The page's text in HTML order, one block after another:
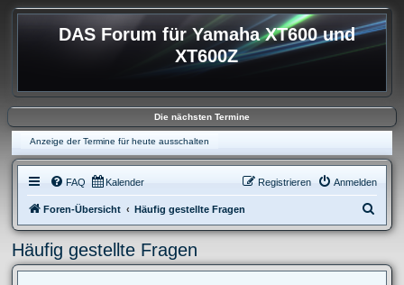
DAS Forum für Yamaha XT600 und
XT600Z
Die nächsten Termine
Anzeige der Termine für heute ausschalten
FAQ Kalender Anmelden
Registrieren
Foren-Übersicht Häufig gestellte Fragen
u
h
Häufig gestellte Fragen